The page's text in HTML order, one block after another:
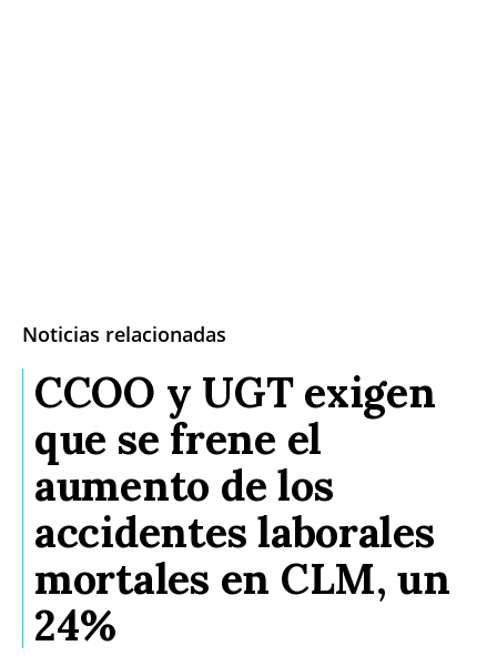
Noticias relacionadas
CCOO y UGT exigen
que se frene el
aumento de los
accidentes laborales
mortales en CLM, un
24%